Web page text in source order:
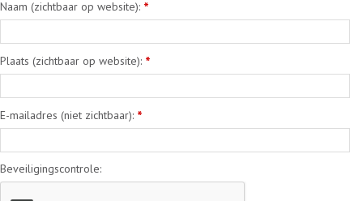
Naam (zichtbaar op website): *
Plaats (zichtbaar op website): *
E-mailadres (niet zichtbaar): *
Beveiligingscontrole: